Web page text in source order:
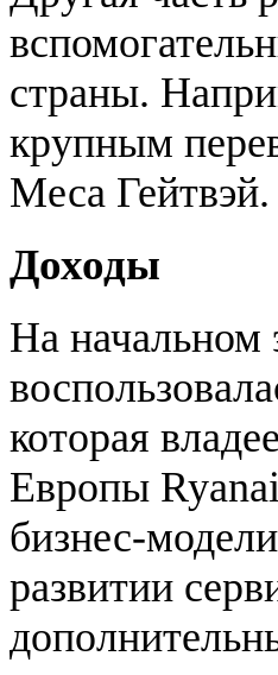
страны.
крупным
Меса Гейтвэй.
Доходы
На начальном
которая
Европы
бизнес-
развитии